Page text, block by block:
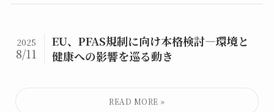
EU、PFAS規制に向け本格検討—環境と
健康への影響を巡る動き
2025
8/11